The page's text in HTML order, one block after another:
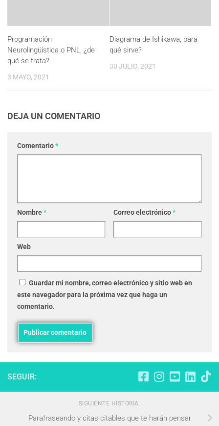
Programación
Neurolingüística o PNL, ¿de
qué se trata?
3 MAYO, 2021
Diagrama de Ishikawa, para
qué sirve?
30 JULIO, 2021
DEJA UN COMENTARIO
Comentario*
Nombre* Correo electrónico*
Web
Guardar mi nombre, correo electrónico y sitio web en
este navegador para la próxima vez que haga un
comentario.
SEGUIR:
SIGUIENTE HISTORIA
Parafraseando y citas citables que te harán pensar